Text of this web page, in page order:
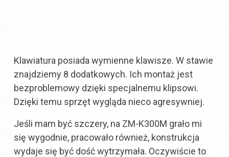
Klawiatura posiada wymienne klawisze. W stawie
znajdziemy 8 dodatkowych. Ich montaż jest
bezproblemowy dzięki specjalnemu klipsowi.
Dzięki temu sprzęt wygląda nieco agresywniej.
Jeśli mam być szczery, na ZM-K300M grało mi
się wygodnie, pracowało również, konstrukcja
wydaje się być dość wytrzymała. Oczywiście to